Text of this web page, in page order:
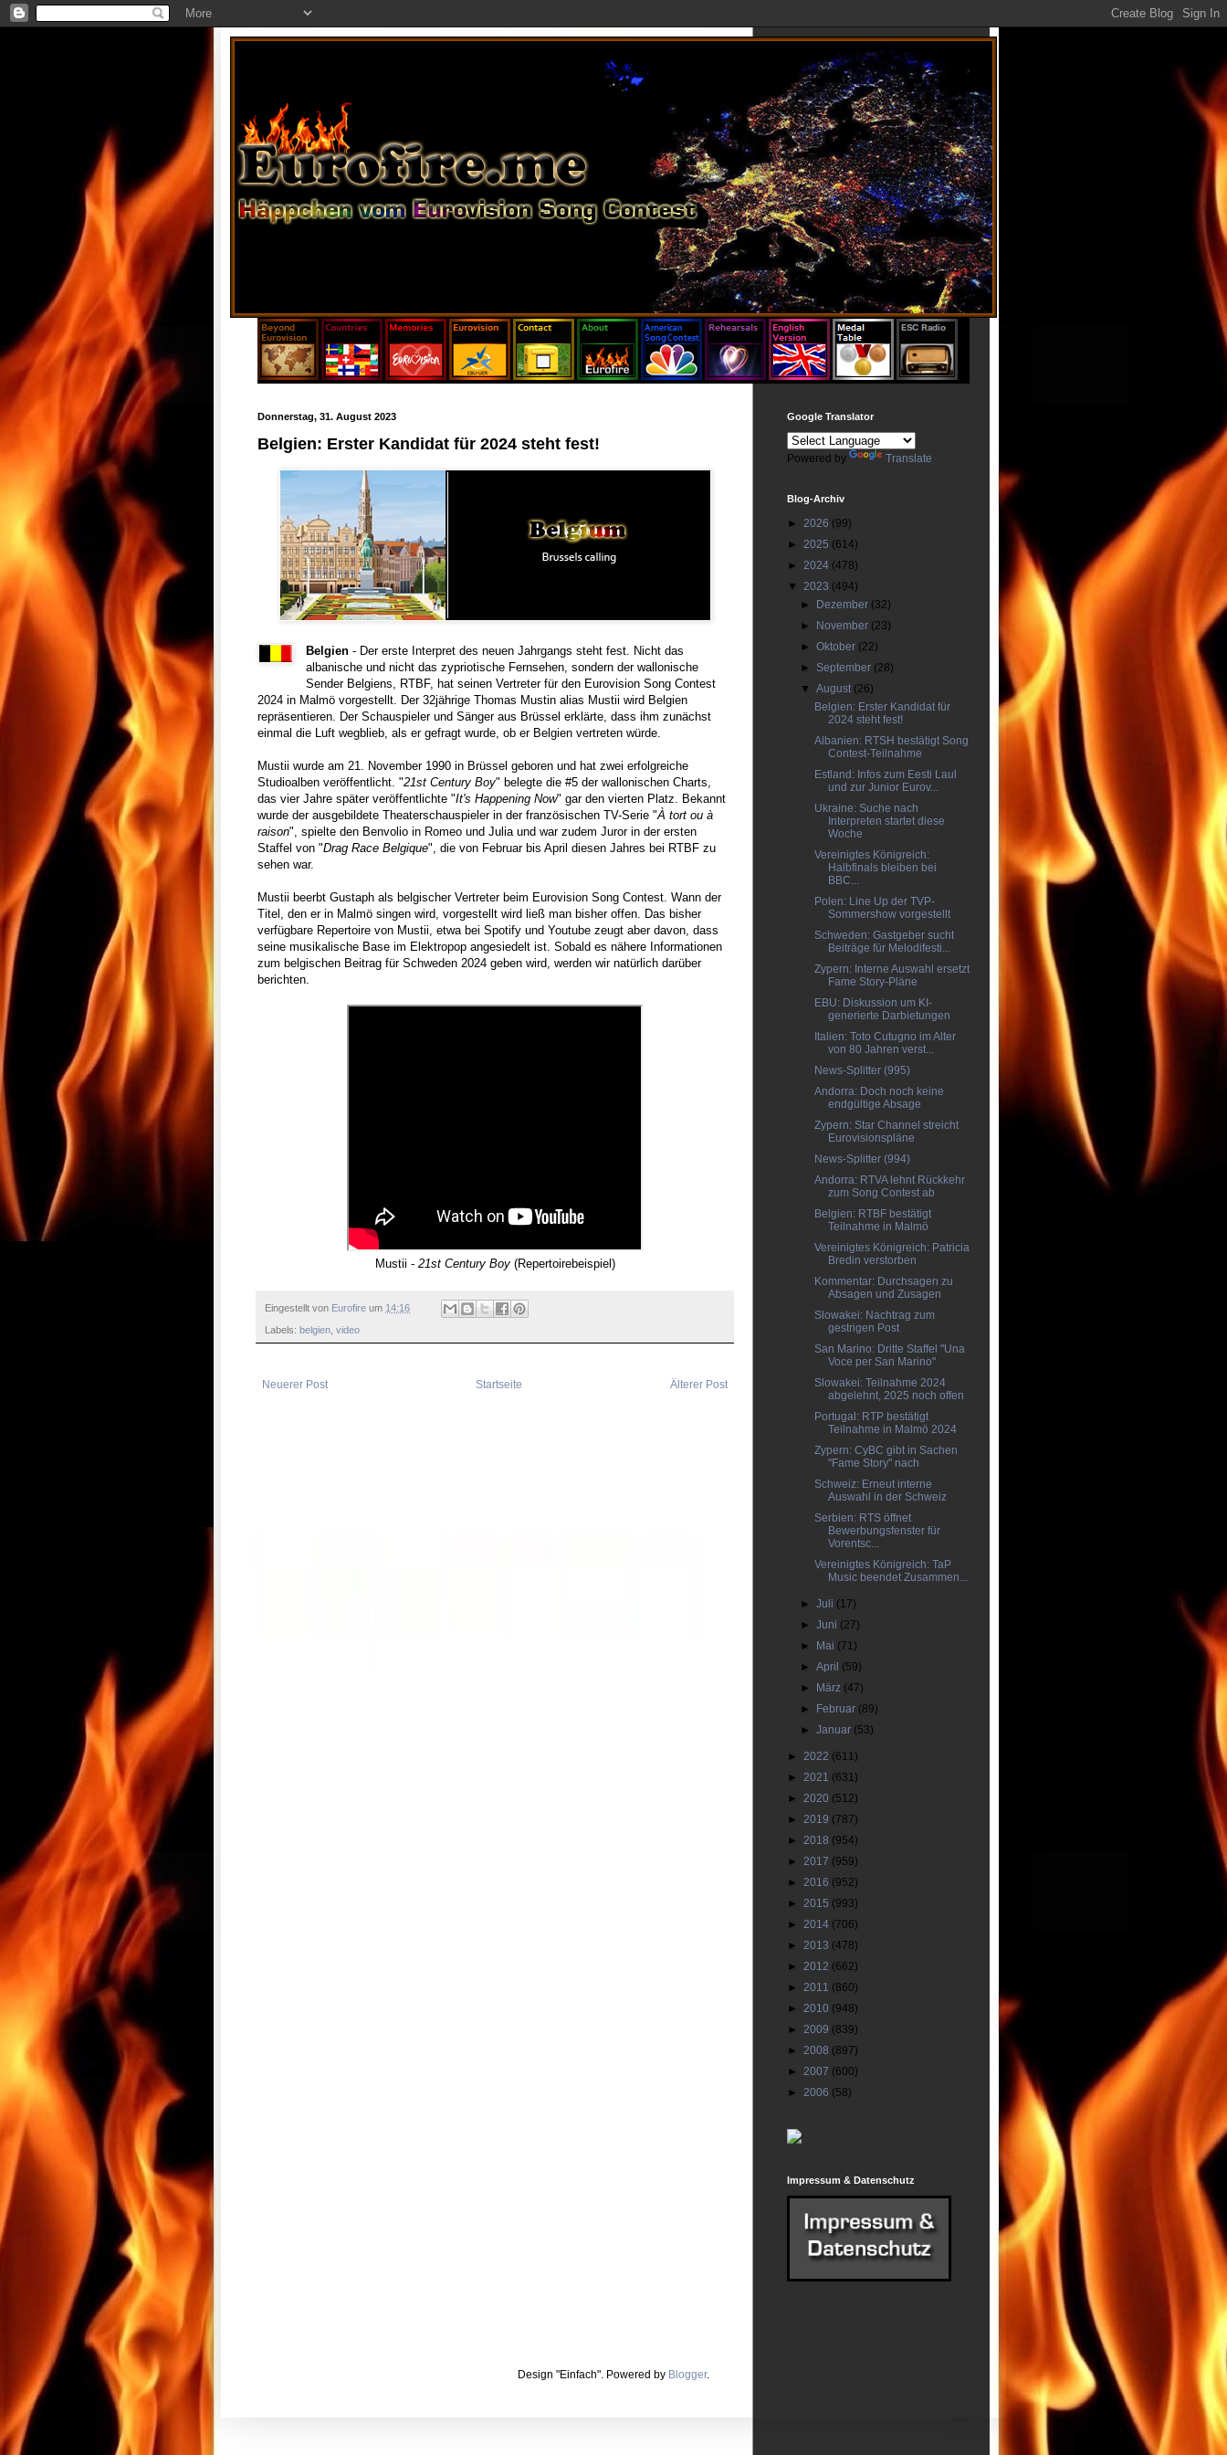
Donnerstag, 31. August 2023
Belgien: Erster Kandidat für 2024 steht fest!
Belgien- Der erste Interpret des neuen Jahrgangs steht fest. Nicht das
albanische und nicht das zypriotische Fernsehen, sondern der wallonische
Sender Belgiens, RTBF, hat seinen Vertreter für den Eurovision Song Contest
2024 in Malmö vorgestellt. Der 32jährige Thomas Mustin alias Mustii wird Belgien
repräsentieren. Der Schauspieler und Sänger aus Brüssel erklärte, dass ihm zunächst
einmal die Luft wegblieb, als er gefragt wurde, ob er Belgien vertreten würde.
Mustii wurde am 21. November 1990 in Brüssel geboren und hat zwei erfolgreiche
Studioalben veröffentlicht. "21st Century Boy" belegte die #5 der wallonischen Charts,
das vier Jahre später veröffentlichte "It's Happening Now" gar den vierten Platz. Bekannt
wurde der ausgebildete Theaterschauspieler in der französischen TV-Serie "À tort ou à
raison", spielte den Benvolio in Romeo und Julia und war zudem Juror in der ersten
Staffel von "Drag Race Belgique", die von Februar bis April diesen Jahres bei RTBF zu
sehen war.
Mustii beerbt Gustaph als belgischer Vertreter beim Eurovision Song Contest. Wann der
Titel, den er in Malmö singen wird, vorgestellt wird ließ man bisher offen. Das bisher
verfügbare Repertoire von Mustii, etwa bei Spotify und Youtube zeugt aber davon, dass
seine musikalische Base im Elektropop angesiedelt ist. Sobald es nähere Informationen
zum belgischen Beitrag für Schweden 2024 geben wird, werden wir natürlich darüber
berichten.
Mustii - 21st Century Boy(Repertoirebeispiel)
Eingestellt von Eurofire um 14:16
Labels: belgien video
Neuerer Post Älterer Post
Startseite
Google Translator
Powered by Translate
Blog-Archiv
► 2026 (99)
► 2025 (614)
► 2024 (478)
▼ 2023 (494)
►
Dezember (32)
►
November (23)
►Oktober (22)
► September (28)
▼August (26)
Belgien: Erster Kandidat für
2024 steht fest!
Albanien: RTSH bestätigt Song
Contest-Teilnahme
Estland: Infos zum Eesti Laul
und zur Junior Eurov...
Ukraine: Suche nach
Interpreten startet diese
Woche
Vereinigtes Königreich:
Halbfinals bleiben bei
BBC...
Polen: Line Up der TVP-
Sommershow vorgestellt
Schweden: Gastgeber sucht
Beiträge für Melodifesti...
Zypern: Interne Auswahl ersetzt
Fame Story-Pläne
EBU: Diskussion um KI-
generierte Darbietungen
Italien: Toto Cutugno im Alter
von 80 Jahren verst...
News-Splitter (995)
Andorra: Doch noch keine
endgültige Absage
Zypern: Star Channel streicht
Eurovisionspläne
News-Splitter (994)
Andorra: RTVA lehnt Rückkehr
zum Song Contest ab
Belgien: RTBF bestätigt
Teilnahme in Malmö
Vereinigtes Königreich: Patricia
Bredin verstorben
Kommentar: Durchsagen zu
Absagen und Zusagen
Slowakei: Nachtrag zum
gestrigen Post
San Marino: Dritte Staffel "Una
Voce per San Marino"
Slowakei: Teilnahme 2024
abgelehnt, 2025 noch offen
Portugal: RTP bestätigt
Teilnahme in Malmö 2024
Zypern: CyBC gibt in Sachen
"Fame Story" nach
Schweiz: Erneut interne
Auswahl in der Schweiz
Serbien: RTS öffnet
Bewerbungsfenster für
Vorentsc...
Vereinigtes Königreich: TaP
Music beendet Zusammen...
►Juli (17)
►Juni (27)
►
Mai (71)
►April (59)
►
März (47)
►
Februar (89)
►Januar (53)
► 2022 (611)
► 2021 (631)
► 2020 (512)
► 2019 (787)
► 2018 (954)
► 2017 (959)
► 2016 (952)
► 2015 (993)
► 2014 (706)
► 2013 (478)
► 2012 (662)
► 2011 (860)
► 2010 (948)
► 2009 (839)
► 2008 (897)
► 2007 (600)
► 2006 (58)
Impressum & Datenschutz
Design "Einfach". Powered by Blogger.